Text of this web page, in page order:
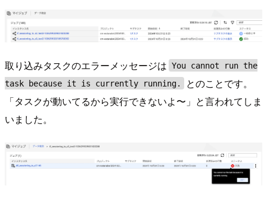
取り込みタスクのエラーメッセージは You cannot run the
task because it is currently running.
とのことです。
「タスクが動いてるから実行できないよ〜」と言われてしま
いました。